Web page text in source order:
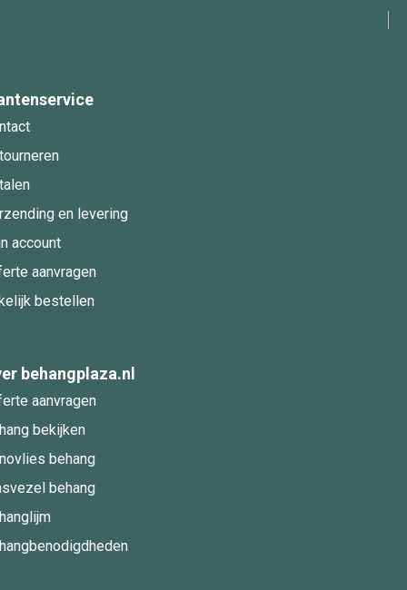
en levering
account
aanvragen
bestellen
behangplaza.nl
aanvragen
bekijken
behang
behang